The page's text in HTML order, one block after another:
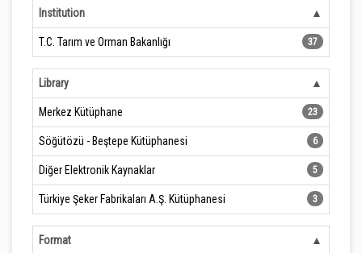
Institution
T.C. Tarım ve Orman Bakanlığı 37
Library
Merkez Kütüphane 23
Söğütözü - Beştepe Kütüphanesi 6
Diğer Elektronik Kaynaklar 5
Türkiye Şeker Fabrikaları A.Ş. Kütüphanesi 3
Format